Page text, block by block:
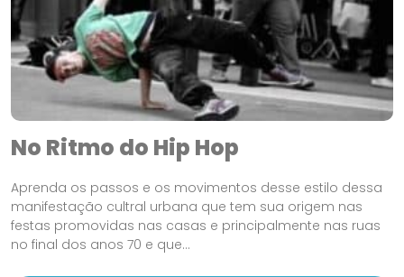
No Ritmo do Hip Hop
Aprenda os passos e os movimentos desse estilo dessa
manifestação cultral urbana que tem sua origem nas
festas promovidas nas casas e principalmente nas ruas
no final dos anos 70 e que...